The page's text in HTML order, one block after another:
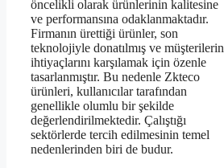
öncelikli olarak ürünlerinin kalitesine
ve performansına odaklanmaktadır.
Firmanın ürettiği ürünler, son
teknolojiyle donatılmış ve müşterilerin
ihtiyaçlarını karşılamak için özenle
tasarlanmıştır. Bu nedenle Zkteco
ürünleri, kullanıcılar tarafından
genellikle olumlu bir şekilde
değerlendirilmektedir. Çalıştığı
sektörlerde tercih edilmesinin temel
nedenlerinden biri de budur.